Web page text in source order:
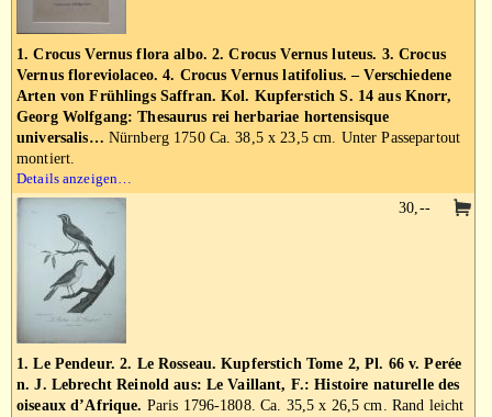
1. Crocus Vernus flora albo. 2. Crocus Vernus luteus. 3. Crocus
Vernus floreviolaceo. 4. Crocus Vernus latifolius. – Verschiedene
Arten von Frühlings Saffran. Kol. Kupferstich S. 14 aus Knorr,
Georg Wolfgang: Thesaurus rei herbariae hortensisque
universalis… Nürnberg 1750 Ca. 38,5 x 23,5 cm. Unter Passepartout
montiert.
Details anzeigen…
1. Le Pendeur. 2. Le Rosseau. Kupferstich Tome 2, Pl. 66 v. Perée
n. J. Lebrecht Reinold aus: Le Vaillant, F.: Histoire naturelle des
oiseaux d’Afrique. Paris 1796-1808. Ca. 35,5 x 26,5 cm. Rand leicht
30,--